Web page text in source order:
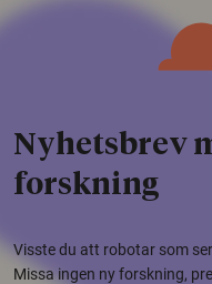
Nyhetsbrev
forskning
Visste du att robotar som
Missa ingen ny forskning,